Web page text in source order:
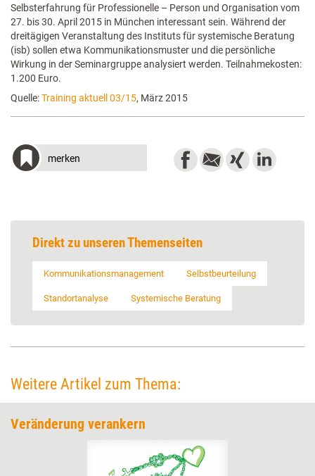
Selbsterfahrung für Professionelle – Person und Organisation vom
27. bis 30. April 2015 in München interessant sein. Während der
dreitägigen Veranstaltung des Instituts für systemische Beratung
(isb) sollen etwa Kommunikationsmuster und die persönliche
Wirkung in der Seminargruppe analysiert werden. Teil­­nahmekosten:
1.200 Euro.
Quelle:Training aktuell 03/15, März 2015
merken
Direkt zu unseren Themenseiten
Kommunikationsmanagement Selbstbeurteilung
Standortanalyse Systemische Beratung
Weitere Artikel zum Thema:
Veränderung verankern